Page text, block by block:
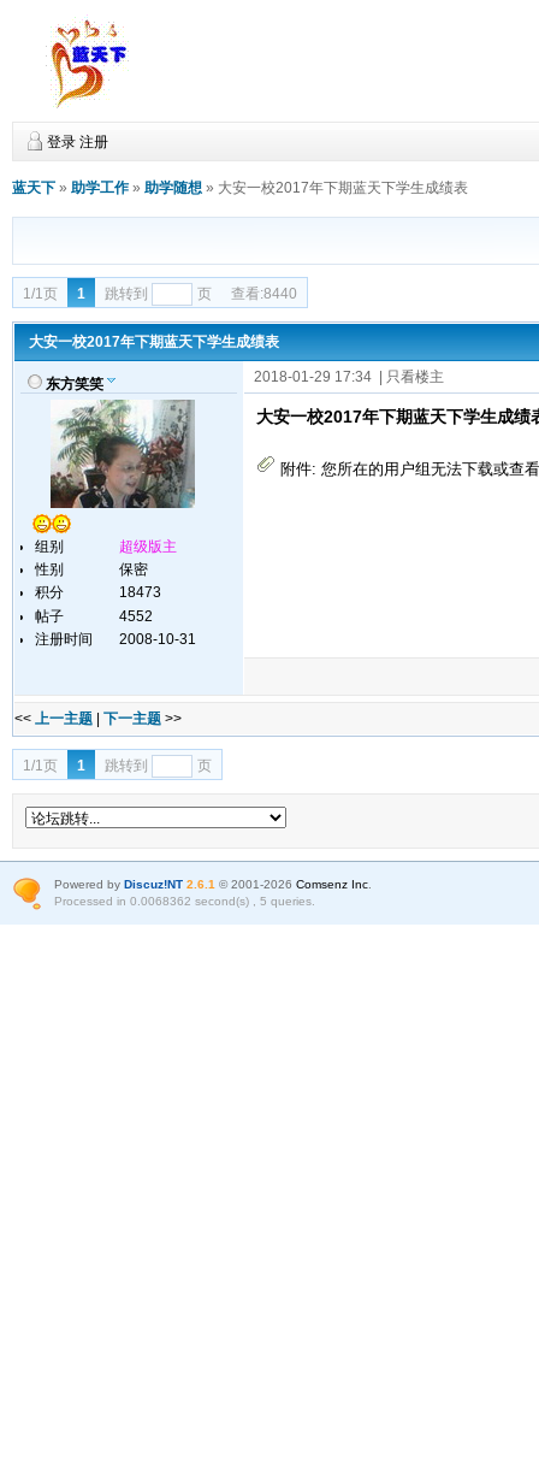
登录 注册
蓝天下» 助学工作» 助学随想» 大安一校2017年下期蓝天下学生成绩表
1/1页 1 跳转到 页 查看:8440
大安一校2017年下期蓝天下学生成绩表
东方笑笑
组别
超级版主
性别
保密
积分
18473
帖子
4552
注册时间
2008-10-31
2018-01-29 17:34 | 只看楼主
大安一校2017年下期蓝天下学生成绩
附件: 您所在的用户组无法下载或查
<< 上一主题 下一主题 >>
1/1页 1 跳转到 页
Powered by Discuz!NT 2.6.1 © 2001-2026 Comsenz Inc.
Processed in 0.0068362 second(s) , 5 queries.